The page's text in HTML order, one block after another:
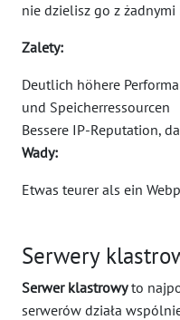
nie dzielisz go z
Zalety:
Deutlich höhere
und Speicherressourcen
Bessere IP-Reputation,
Wady:
Etwas teurer als ein
Serwery
Serwer klastrowyto
serwerów działa